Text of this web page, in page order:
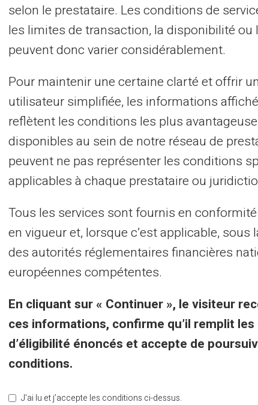
de problème.
aux cartes prépayées. Ces dernières
les transactions irréversibles réalisées
commentla carte prépayée peut
et offrir une sécurité accrue lors de vos
pilier essentiel
en place uneauthentification forte
des connexions. Elle représente une couche
exigeant non seulement un mot de passe
vérification. Cela complique
à votre compte.
l’envoi d’un code unique par SMS;
de génération de codes;
l’identification biométrique (empreinte
selon le prestataire. Les conditions de
les limites de transaction, la disponibilité
peuvent donc varier considérablement.
Pour maintenir une certaine clarté et offrir
utilisateur simplifiée, les informations
reflètent les conditions les plus
disponibles au sein de notre réseau de
peuvent ne pas représenter les conditions
applicables à chaque prestataire ou
Tous les services sont fournis en
en vigueur et, lorsque c’est applicable, sous
des autorités réglementaires financières
européennes compétentes.
En cliquant sur « Continuer », le visiteur
ces informations, confirme qu’il remplit
d’éligibilité énoncés et accepte de
conditions.
J’ai lu et j’accepte les conditions ci-dessus.